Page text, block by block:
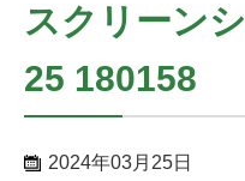
スクリーン
25 180158
2024年03月25日